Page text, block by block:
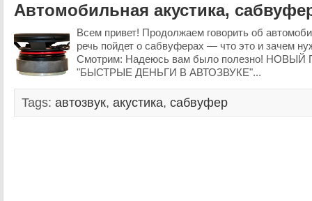
Автомобильная акустика,
Всем привет! Продолжаем говорить об
речь пойдет о сабвуферах — что это и зачем
Смотрим: Надеюсь вам было полезно!
"БЫСТРЫЕ ДЕНЬГИ В АВТОЗВУКЕ"...
Tags: автозвук, акустика, сабвуфер